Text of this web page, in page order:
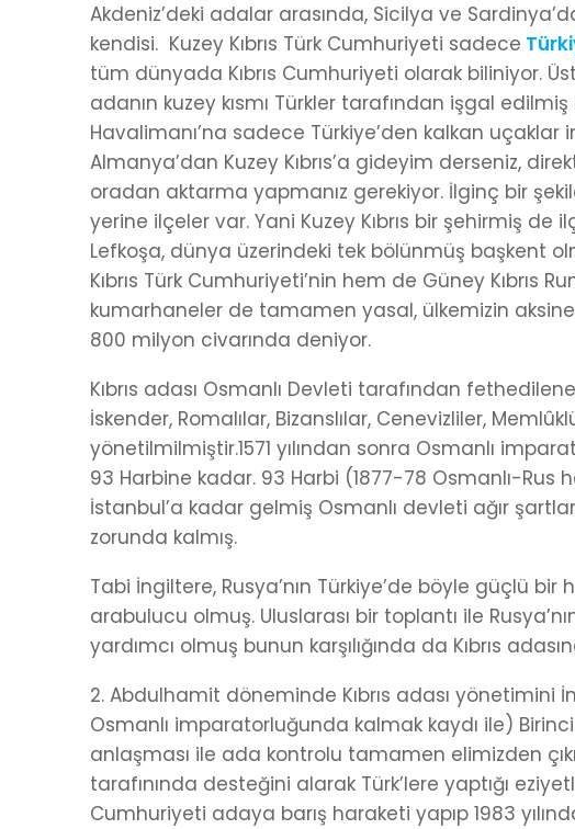
Akdeniz’deki adalar arasında, Sicilya ve
kendisi. Kuzey Kıbrıs Türk Cumhuriyeti sadece
tüm dünyada Kıbrıs Cumhuriyeti olarak biliniyor.
adanın kuzey kısmı Türkler tarafından işgal
Havalimanı’na sadece Türkiye’den kalkan uçaklar
Almanya’dan Kuzey Kıbrıs’a gideyim derseniz,
oradan aktarma yapmanız gerekiyor. İlginç bir
yerine ilçeler var. Yani Kuzey Kıbrıs bir şehirmiş de
Lefkoşa, dünya üzerindeki tek bölünmüş başkent
Kıbrıs Türk Cumhuriyeti’nin hem de Güney Kıbrıs
kumarhaneler de tamamen yasal, ülkemizin aksine
800 milyon civarında deniyor.
Kıbrıs adası Osmanlı Devleti tarafından fethedilene
İskender, Romalılar, Bizanslılar, Cenevizliler,
yönetilmilmiştir.1571 yılından sonra Osmanlı
93 Harbine kadar. 93 Harbi (1877-78 Osmanlı-Rus
İstanbul’a kadar gelmiş Osmanlı devleti ağır
zorunda kalmış.
Tabi İngiltere, Rusya’nın Türkiye’de böyle güçlü
arabulucu olmuş. Uluslarası bir toplantı ile
yardımcı olmuş bunun karşılığında da Kıbrıs
2. Abdulhamit döneminde Kıbrıs adası yönetimini
Osmanlı imparatorluğunda kalmak kaydı ile)
anlaşması ile ada kontrolu tamamen elimizden
tarafınında desteğini alarak Türk’lere yaptığı
Cumhuriyeti adaya barış haraketi yapıp 1983